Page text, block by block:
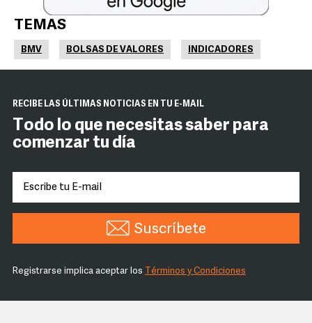
TEMAS
BMV BOLSAS DE VALORES INDICADORES
RECIBE LAS ÚLTIMAS NOTICIAS EN TU E-MAIL
Todo lo que necesitas saber para
comenzar tu día
Suscríbete
Registrarse implica aceptar los Términos y Condiciones